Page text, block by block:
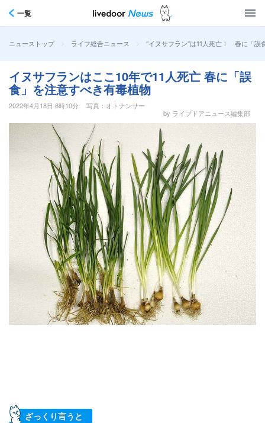
一覧
ニューストップ > ライフ総合ニュース > “イヌサフラン”は11人死亡！ 春に「誤
イヌサフランはここ10年で11人死亡 春に「誤
食」を注意すべき有毒植物
2022年4月18日 6時10分
写真：オトナンサー
by ライブドアニュース編集部
ざっくり言うと